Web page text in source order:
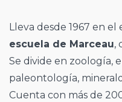
Lleva desde 1967 en el
escuela de Marceau,
Se divide en zoología,
paleontología,
Cuenta con más de